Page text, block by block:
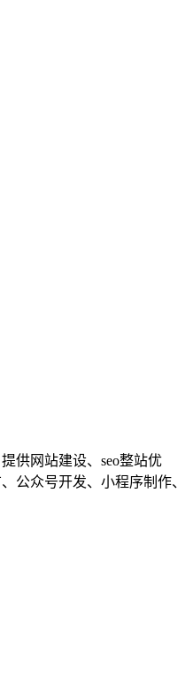
供网站建设、seo整站优
公众号开发、小程序制作、